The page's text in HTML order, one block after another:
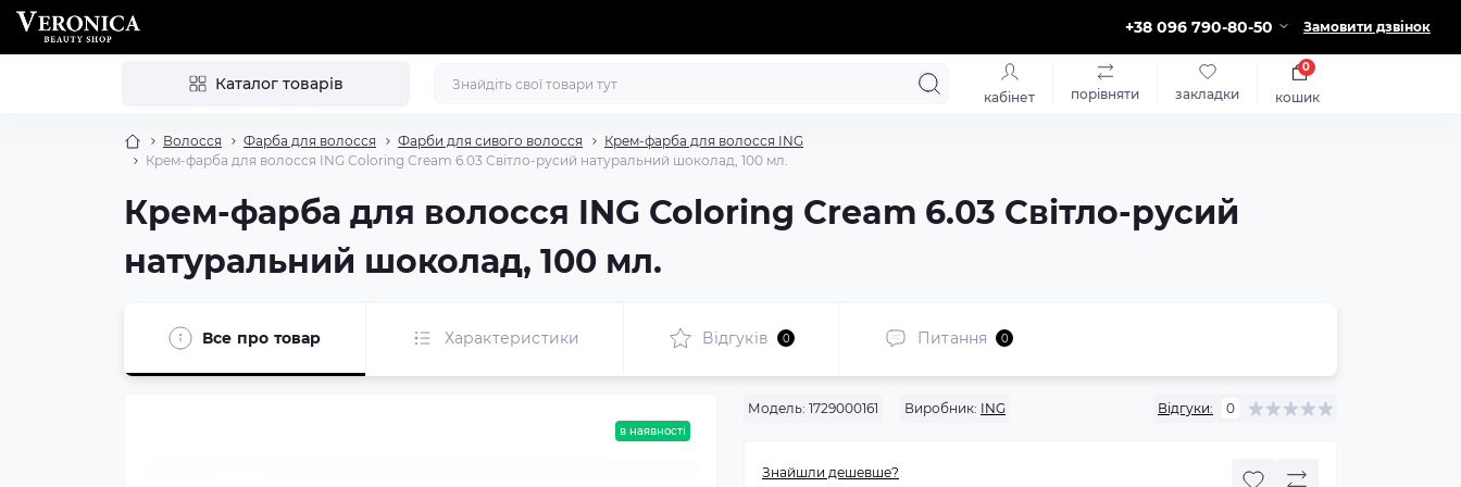
+38 096 790-80-50 Замовити дзвінок
Каталог товарів
кабінет порівняти закладки кошик
0
Волосся Фарба для волосся Фарби для сивого волосся
Крем-фарба для волосся ING
Крем-фарба для волосся ING Coloring Cream 6.03 Світло-русий натуральний шоколад, 100 мл.
Крем-фарба для волосся ING Coloring Cream 6.03 Світло-русий
натуральний шоколад, 100 мл.
Все про товар Характеристики Відгуків 0 Питання 0
в наявності
Модель: 1729000161 Виробник: ING Відгуки: 0
Знайшли дешевше?